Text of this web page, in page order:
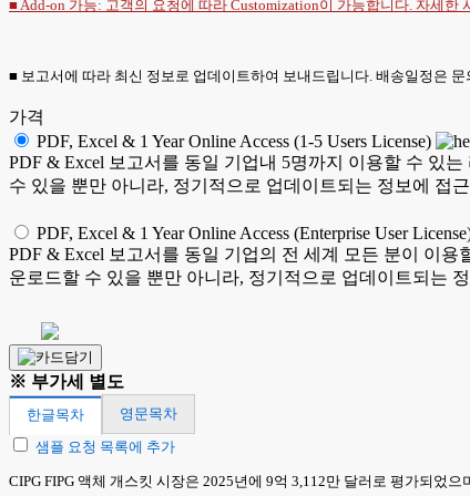
■ Add-on 가능: 고객의 요청에 따라 Customization이 가능합니다. 자세한
■ 보고서에 따라 최신 정보로 업데이트하여 보내드립니다. 배송일정은
가격
PDF, Excel & 1 Year Online Access (1-5 Users License)
PDF & Excel 보고서를 동일 기업내 5명까지 이용할 수 있
수 있을 뿐만 아니라, 정기적으로 업데이트되는 정보에 접
PDF, Excel & 1 Year Online Access (Enterprise User
PDF & Excel 보고서를 동일 기업의 전 세계 모든 분이 이
운로드할 수 있을 뿐만 아니라, 정기적으로 업데이트되는
※ 부가세 별도
한글목차
영문목차
샘플 요청 목록에 추가
CIPG FIPG 액체 개스킷 시장은 2025년에 9억 3,112만 달러로 평가되었